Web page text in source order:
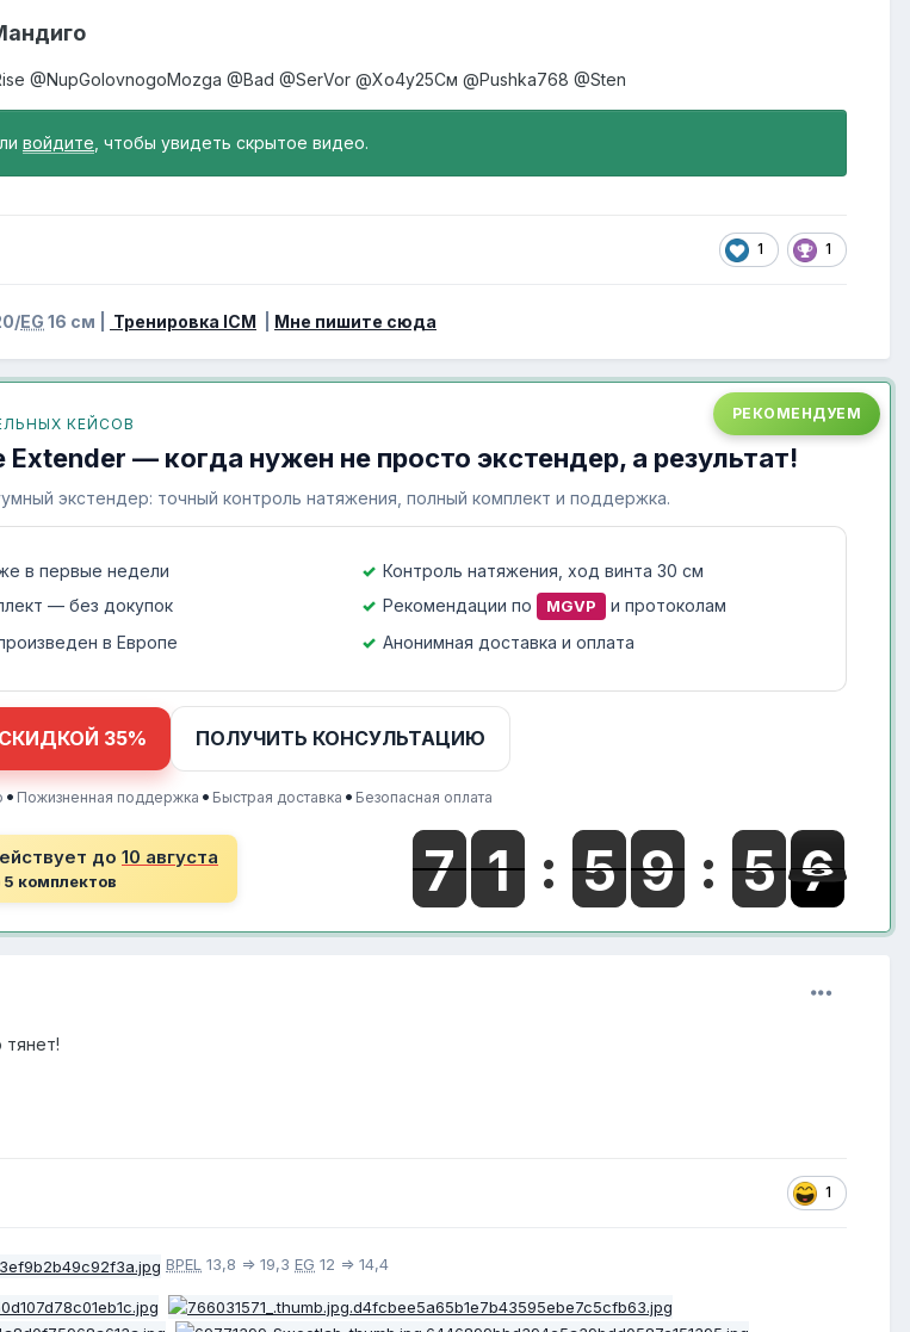
@NupGolovnogoMozga @Bad @SerVor @Хо4у25См @Pushka768 @Sten
войдите , чтобы увидеть скрытое видео.
1 1
EG 16 см | Тренировка ICM Мне пишите сюда
РЕКОМЕНДУЕМ
КЕЙСОВ
Extender — когда нужен не просто экстендер, а результат!
экстендер: точный контроль натяжения, полный комплект и поддержка.
в первые недели
Контроль натяжения, ход винта 30 см
— без докупок
Рекомендации по MGVP
и протоколам
в Европе
Анонимная доставка и оплата
35% ПОЛУЧИТЬ КОНСУЛЬТАЦИЮ
• Пожизненная поддержка • Быстрая доставка • Безопасная оплата
до 10 августа
5 комплектов
тянет!
1
BPEL 13,8 => 19,3 EG 12 => 14,4